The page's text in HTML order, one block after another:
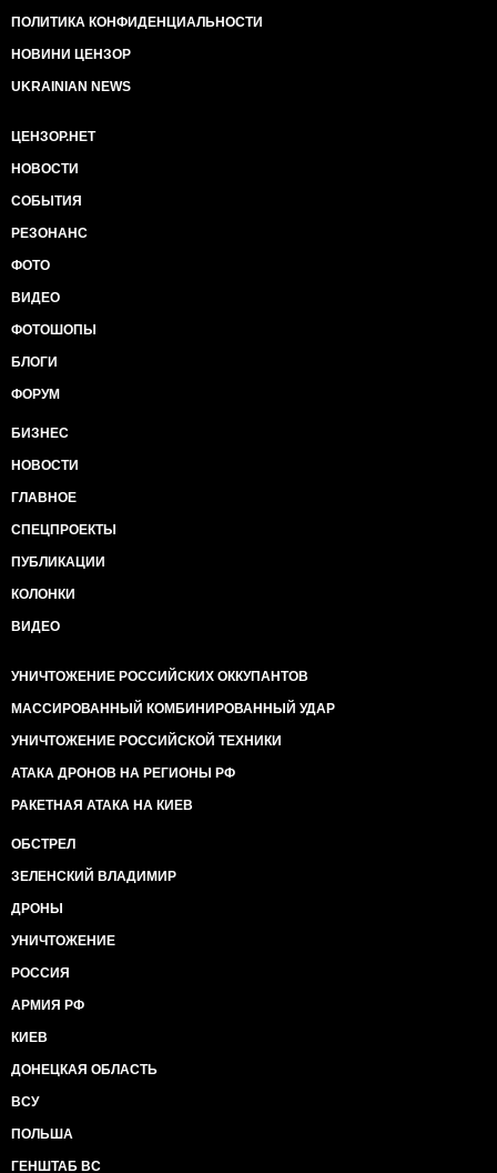
ПОЛИТИКА КОНФИДЕНЦИАЛЬНОСТИ
НОВИНИ ЦЕНЗОР
UKRAINIAN NEWS
ЦЕНЗОР.НЕТ
НОВОСТИ
СОБЫТИЯ
РЕЗОНАНС
ФОТО
ВИДЕО
ФОТОШОПЫ
БЛОГИ
ФОРУМ
БИЗНЕС
НОВОСТИ
ГЛАВНОЕ
СПЕЦПРОЕКТЫ
ПУБЛИКАЦИИ
КОЛОНКИ
ВИДЕО
УНИЧТОЖЕНИЕ РОССИЙСКИХ ОККУПАНТОВ
МАССИРОВАННЫЙ КОМБИНИРОВАННЫЙ УДАР
УНИЧТОЖЕНИЕ РОССИЙСКОЙ ТЕХНИКИ
АТАКА ДРОНОВ НА РЕГИОНЫ РФ
РАКЕТНАЯ АТАКА НА КИЕВ
ОБСТРЕЛ
ЗЕЛЕНСКИЙ ВЛАДИМИР
ДРОНЫ
УНИЧТОЖЕНИЕ
РОССИЯ
АРМИЯ РФ
КИЕВ
ДОНЕЦКАЯ ОБЛАСТЬ
ВСУ
ПОЛЬША
ГЕНШТАБ ВС